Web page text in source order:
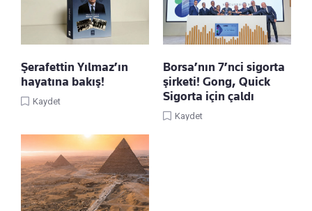
Şerafettin Yılmaz’ın
hayatına bakış!
Kaydet
Borsa’nın 7’nci sigorta
şirketi! Gong, Quick
Sigorta için çaldı
Kaydet